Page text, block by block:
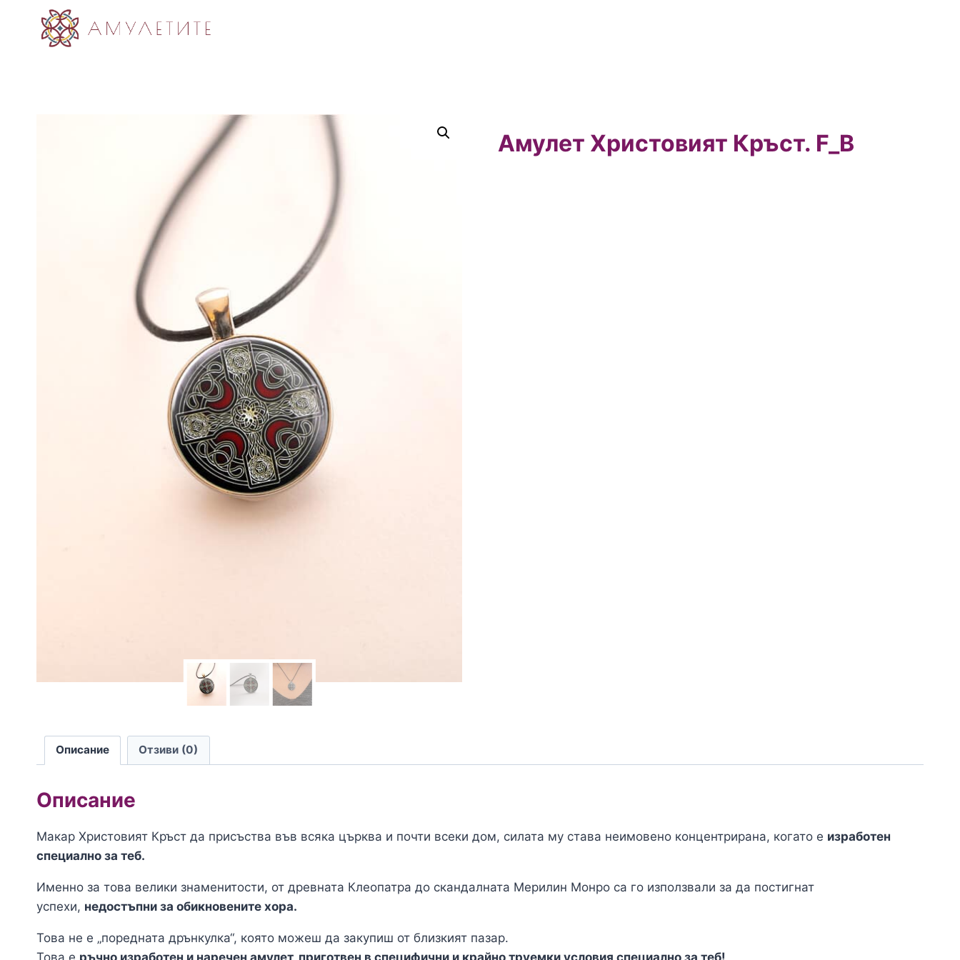
Амулет Христовият Кръст. F_B
Описание Отзиви (0)
Описание
Макар Христовият Кръст да присъства във всяка църква и почти всеки дом, силата му става неимовено концентрирана, когато е изработен
специално за теб.
Именно за това велики знаменитости, от древната Клеопатра до скандалната Мерилин Монро са го използвали за да постигнат
успехи, недостъпни за обикновените хора.
Това не е „поредната дрънкулка“, която можеш да закупиш от близкият пазар.
Това е ръчно изработен и наречен амулет, приготвен в специфични и крайно труемки условия специално за теб!